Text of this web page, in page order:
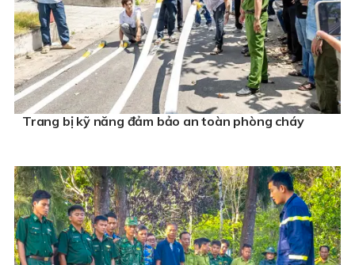
Trang bị kỹ năng đảm bảo an toàn phòng cháy